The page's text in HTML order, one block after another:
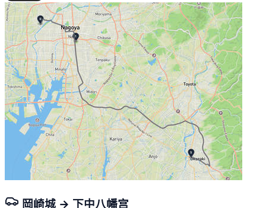
岡崎城 → 下中八幡宫